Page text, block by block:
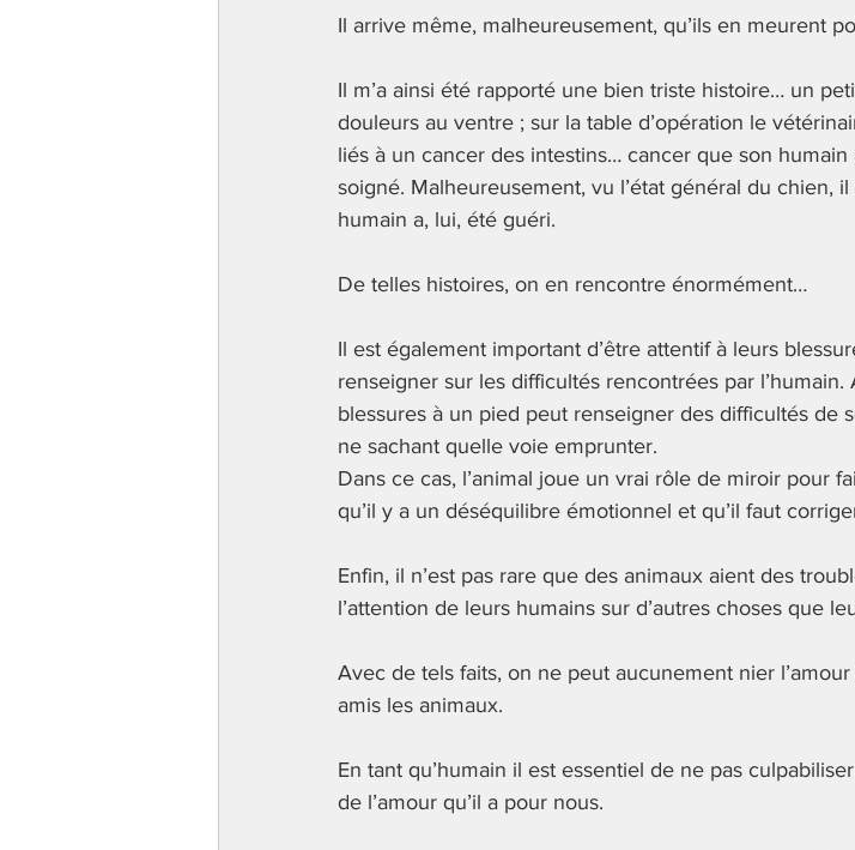
Il arrive même, malheureusement, qu’ils en meurent
Il m’a ainsi été rapporté une bien triste histoire… un
douleurs au ventre ; sur la table d’opération le
liés à un cancer des intestins… cancer que son
soigné. Malheureusement, vu l’état général du chien,
humain a, lui, été guéri.
De telles histoires, on en rencontre énormément…
Il est également important d’être attentif à leurs
renseigner sur les difficultés rencontrées par
blessures à un pied peut renseigner des difficultés de
ne sachant quelle voie emprunter.
Dans ce cas, l’animal joue un vrai rôle de miroir pour
qu’il y a un déséquilibre émotionnel et qu’il faut
Enfin, il n’est pas rare que des animaux aient des
l’attention de leurs humains sur d’autres choses que
Avec de tels faits, on ne peut aucunement nier
amis les animaux.
En tant qu’humain il est essentiel de ne pas
de l’amour qu’il a pour nous.